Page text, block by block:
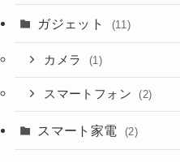
ガジェット (11)
カメラ (1)
スマートフォン (2)
スマート家電 (2)